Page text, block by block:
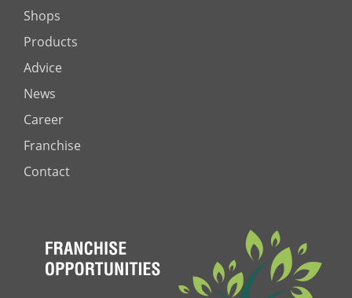
Shops
Products
Advice
News
Career
Franchise
Contact